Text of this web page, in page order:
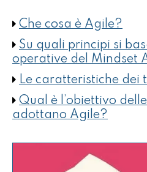
Che cosa è Agile?
Su quali principi si
operative del Mindset
Le caratteristiche dei
Qual è l’obiettivo
adottano Agile?